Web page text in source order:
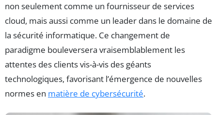
non seulement comme un fournisseur de services
cloud, mais aussi comme un leader dans le domaine de
la sécurité informatique. Ce changement de
paradigme bouleversera vraisemblablement les
attentes des clients vis-à-vis des géants
technologiques, favorisant l’émergence de nouvelles
normes en matière de cybersécurité.